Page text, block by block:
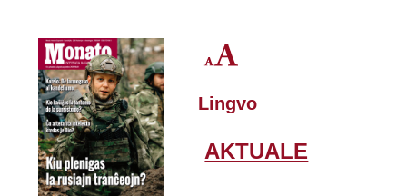
Lingvo
AKTUALE